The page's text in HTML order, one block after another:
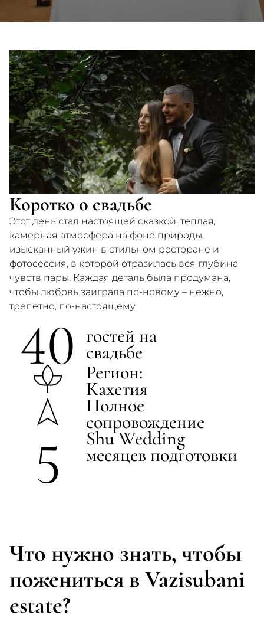
Коротко о свадьбе
Этот день стал настоящей сказкой: теплая,
камерная атмосфера на фоне природы,
изысканный ужин в стильном ресторане и
фотосессия, в которой отразилась вся глубина
чувств пары. Каждая деталь была продумана,
чтобы любовь заиграла по-новому – нежно,
трепетно, по-настоящему.
40 гостей на
свадьбе
Регион:
Кахетия
Полное
сопровождение
Shu Wedding
5 месяцев подготовки
Что нужно знать, чтобы
пожениться в Vazisubani
estate?